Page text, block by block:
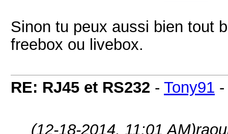
Sinon tu peux aussi bien tout
freebox ou livebox.
RE: RJ45 et RS232 - Tony91
(12-18-2014, 11:01 AM)